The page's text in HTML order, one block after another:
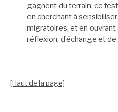
gagnent du terrain, ce
en cherchant à
migratoires, et en
réflexion, d’échange et
[Haut de la page]